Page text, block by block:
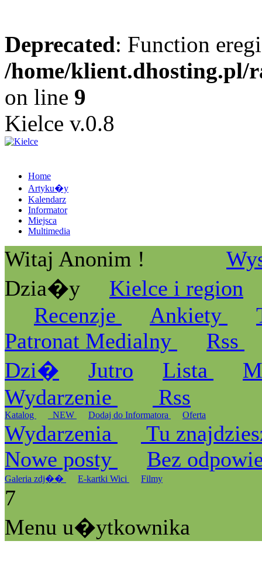
Deprecated: Function
/home/klient.dhosting.pl/
on line 9
Kielce v.0.8
Home
Artyku�y
Kalendarz
Informator
Miejsca
Multimedia
Witaj Anonim !
Dzia�y
Kielce i region
Recenzje
Ankiety
Patronat Medialny
Rss
Dzi�
Jutro Lista
Wydarzenie
Rss
Katalog _NEW Dodaj do Informatora Oferta
Wydarzenia
Tu
Nowe posty
Bez
Galeria zdj�� E-kartki Wici Filmy
7
Menu u�ytkownika